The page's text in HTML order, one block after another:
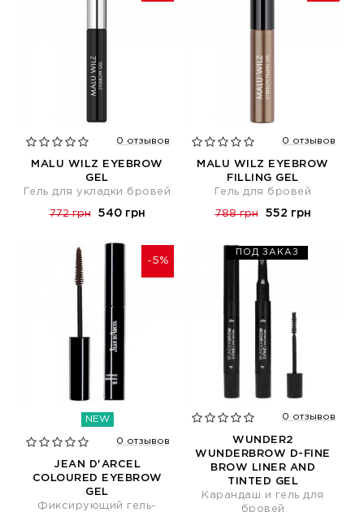
0 отзывов
MALU WILZ EYEBROW
GEL
Гель для укладки бровей
772 грн 540 грн
0 отзывов
MALU WILZ EYEBROW
FILLING GEL
Гель для бровей
788 грн 552 грн
-5%
NEW
0 отзывов
JEAN D'ARCEL
COLOURED EYEBROW
GEL
Фиксирующий гель-
ПОД ЗАКАЗ
0 отзывов
WUNDER2
WUNDERBROW D-FINE
BROW LINER AND
TINTED GEL
Карандаш и гель для
бровей